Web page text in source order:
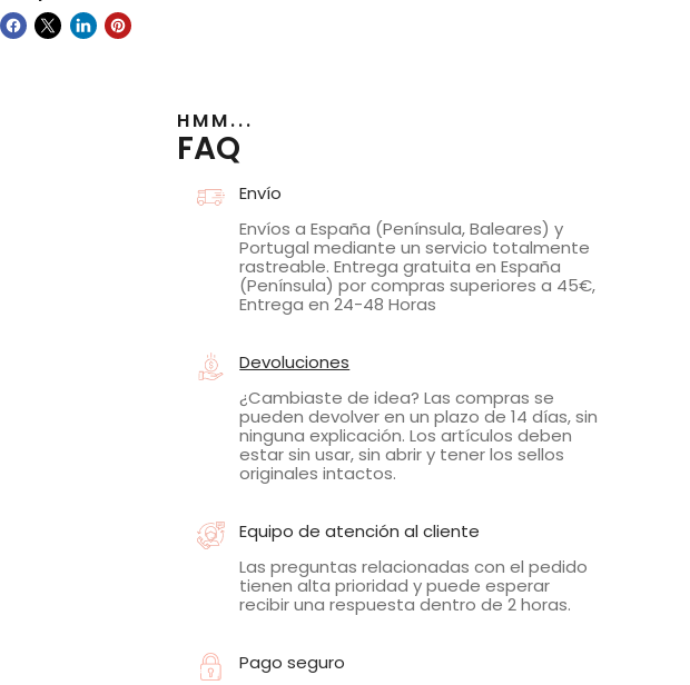
HMM...
FAQ
Envío
Envíos a España (Península, Baleares) y
Portugal mediante un servicio totalmente
rastreable. Entrega gratuita en España
(Península) por compras superiores a 45€,
Entrega en 24-48 Horas
Devoluciones
¿Cambiaste de idea? Las compras se
pueden devolver en un plazo de 14 días, sin
ninguna explicación. Los artículos deben
estar sin usar, sin abrir y tener los sellos
originales intactos.
Equipo de atención al cliente
Las preguntas relacionadas con el pedido
tienen alta prioridad y puede esperar
recibir una respuesta dentro de 2 horas.
Pago seguro